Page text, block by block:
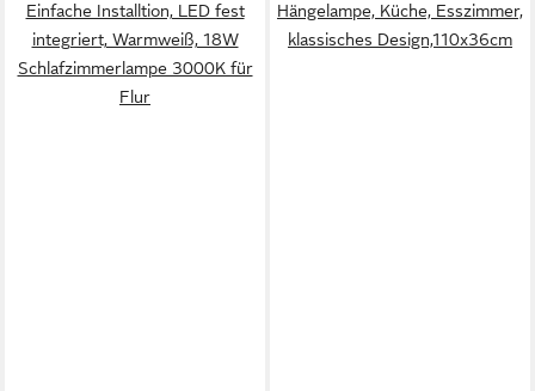
Einfache Installtion, LED fest
integriert, Warmweiß, 18W
Schlafzimmerlampe 3000K für
Flur
Hängelampe, Küche, Esszimmer,
klassisches Design,110x36cm